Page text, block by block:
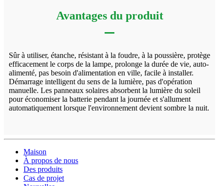
Avantages du produit
Sûr à utiliser, étanche, résistant à la foudre, à la poussière, protège
efficacement le corps de la lampe, prolonge la durée de vie, auto-
alimenté, pas besoin d'alimentation en ville, facile à installer.
Démarrage intelligent du sens de la lumière, pas d'opération
manuelle. Les panneaux solaires absorbent la lumière du soleil
pour économiser la batterie pendant la journée et s'allument
automatiquement lorsque l'environnement devient sombre la nuit.
Maison
À propos de nous
Des produits
Cas de projet